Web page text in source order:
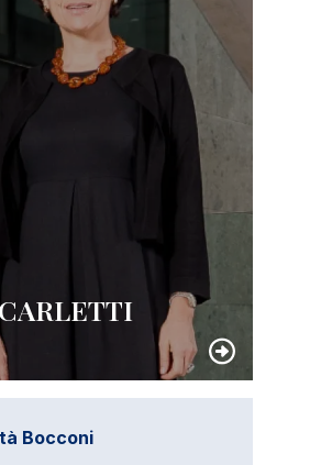
Bocconi